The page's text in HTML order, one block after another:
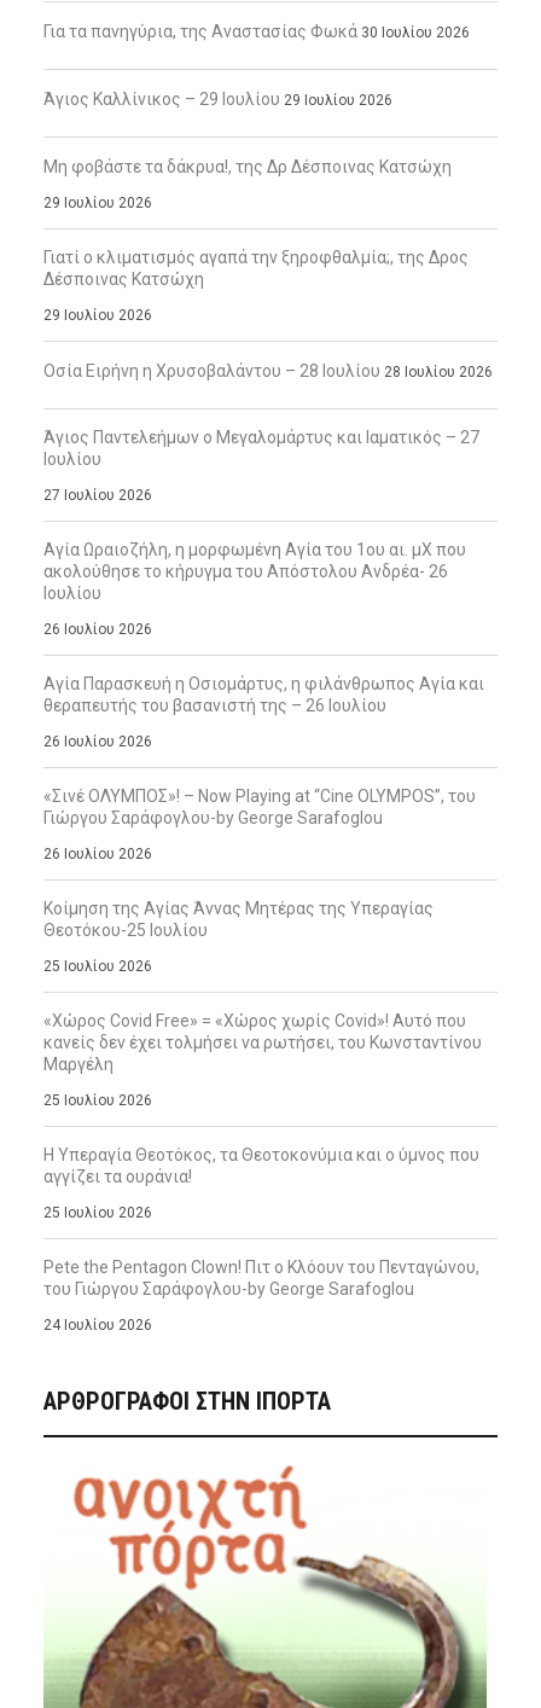
Για τα πανηγύρια, της Αναστασίας Φωκά 30 Ιουλίου 2026
Άγιος Καλλίνικος – 29 Ιουλίου 29 Ιουλίου 2026
Μη φοβάστε τα δάκρυα!, της Δρ Δέσποινας Κατσώχη
29 Ιουλίου 2026
Γιατί ο κλιματισμός αγαπά την ξηροφθαλμία;, της Δρος
Δέσποινας Κατσώχη
29 Ιουλίου 2026
Οσία Ειρήνη η Χρυσοβαλάντου – 28 Ιουλίου 28 Ιουλίου 2026
Άγιος Παντελεήμων ο Μεγαλομάρτυς και Ιαματικός – 27
Ιουλίου
27 Ιουλίου 2026
Αγία Ωραιοζήλη, η μορφωμένη Αγία του 1ου αι. μΧ που
ακολούθησε το κήρυγμα του Απόστολου Ανδρέα- 26
Ιουλίου
26 Ιουλίου 2026
Αγία Παρασκευή η Οσιομάρτυς, η φιλάνθρωπος Αγία και
θεραπευτής του βασανιστή της – 26 Ιουλίου
26 Ιουλίου 2026
«Σινέ ΟΛΥΜΠΟΣ»! – Now Playing at “Cine OLYMPOS”, του
Γιώργου Σαράφογλου-by George Sarafoglou
26 Ιουλίου 2026
Κοίμηση της Αγίας Άννας Μητέρας της Υπεραγίας
Θεοτόκου-25 Ιουλίου
25 Ιουλίου 2026
«Χώρος Covid Free» = «Χώρος χωρίς Covid»! Αυτό που
κανείς δεν έχει τολμήσει να ρωτήσει, του Κωνσταντίνου
Μαργέλη
25 Ιουλίου 2026
Η Υπεραγία Θεοτόκος, τα Θεοτοκονύμια και ο ύμνος που
αγγίζει τα ουράνια!
25 Ιουλίου 2026
Pete the Pentagon Clown! Πιτ ο Κλόουν του Πενταγώνου,
του Γιώργου Σαράφογλου-by George Sarafoglou
24 Ιουλίου 2026
ΑΡΘΡΟΓΡΑΦΟΙ ΣΤΗΝ IΠΟΡΤΑ